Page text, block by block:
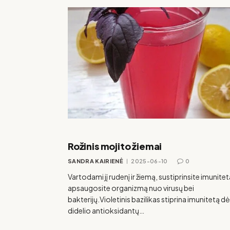
Rožinis mojito žiemai
SANDRA KAIRIENĖ 2025-06-10 0
Vartodami jį rudenį ir žiemą, sustiprinsite
apsaugosite organizmą nuo virusų bei
bakterijų.Violetinis bazilikas stiprina imunitetą
didelio antioksidantų…